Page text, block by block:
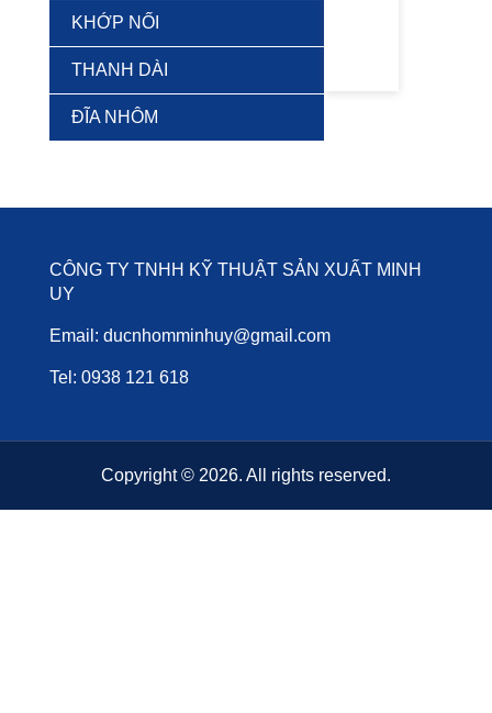
KHỚP NỐI
THANH DÀI
ĐĨA NHÔM
CÔNG TY TNHH KỸ THUẬT SẢN XUẤT MINH
UY
Email: ducnhomminhuy@gmail.com
Tel: 0938 121 618
Copyright © 2026. All rights reserved.